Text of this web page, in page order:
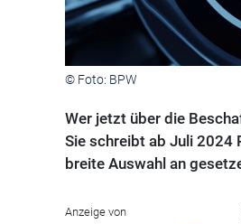
© Foto: BPW
Wer jetzt über die
Sie schreibt ab Juli 2024
breite Auswahl an
Anzeige von